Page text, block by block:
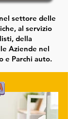
settore delle
al servizio
della
Aziende nel
e Parchi auto.